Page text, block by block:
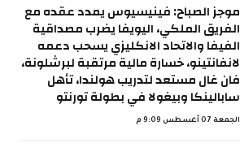
موجز الصباح: فينيسيوس يمدد عقده مع
الفريق الملكي، اليويفا يضرب مصداقية
الفيفا والاتحاد الانكليزي يسحب دعمه
لانفانتينو، خسارة مالية مرتقبة لبرشلونة،
فان غال مستعد لتدريب هولندا، تأهل
سابالينكا وبيغولا في بطولة تورنتو
الجمعة 07 أغسطس 9:09 م